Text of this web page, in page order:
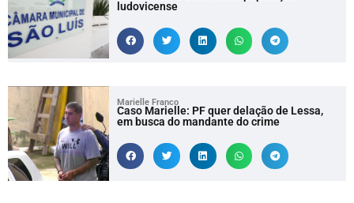
ludovicense
Marielle Franco
Caso Marielle: PF quer delação de Lessa,
em busca do mandante do crime